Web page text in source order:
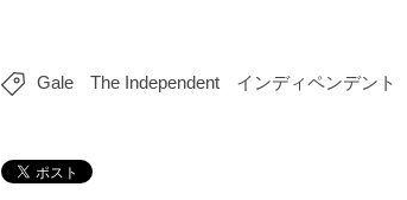
Gale The Independent インディペンデント